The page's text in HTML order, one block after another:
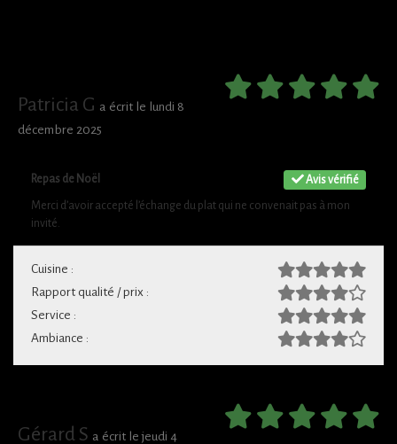
Patricia G a écrit le lundi 8
décembre 2025
Avis vérifié
Repas de Noël
Merci d’avoir accepté l’échange du plat qui ne convenait pas à mon
invité.
Cuisine :
Rapport qualité / prix :
Service :
Ambiance :
Gérard S a écrit le jeudi 4